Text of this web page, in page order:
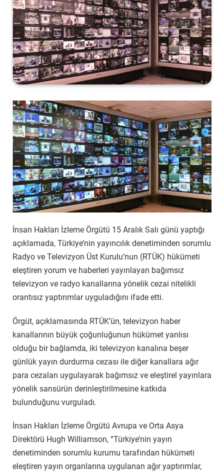
İnsan Hakları İzleme Örgütü 15 Aralık Salı günü yaptığı
açıklamada, Türkiye’nin yayıncılık denetiminden sorumlu
Radyo ve Televizyon Üst Kurulu’nun (RTÜK) hükümeti
eleştiren yorum ve haberleri yayınlayan bağımsız
televizyon ve radyo kanallarına yönelik cezai nitelikli
orantısız yaptırımlar uyguladığını ifade etti.
Örgüt, açıklamasında RTÜK’ün, televizyon haber
kanallarının büyük çoğunluğunun hükümet yanlısı
olduğu bir bağlamda, iki televizyon kanalına beşer
günlük yayın durdurma cezası ile diğer kanallara ağır
para cezaları uygulayarak bağımsız ve eleştirel yayınlara
yönelik sansürün derinleştirilmesine katkıda
bulunduğunu vurguladı.
İnsan Hakları İzleme Örgütü Avrupa ve Orta Asya
Direktörü Hugh Williamson, “Türkiye’nin yayın
denetiminden sorumlu kurumu tarafından hükümeti
eleştiren yayın organlarına uygulanan ağır yaptırımlar,